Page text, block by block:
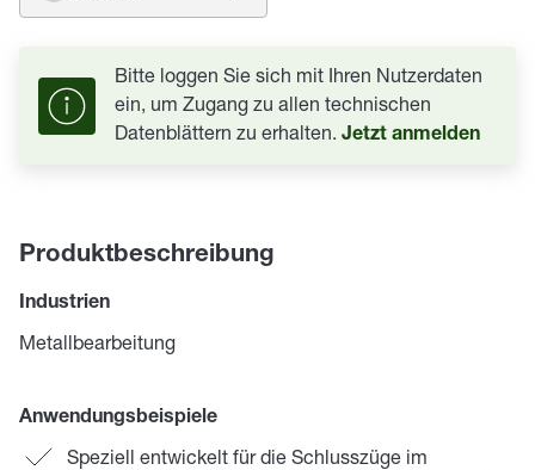
Bitte loggen Sie sich mit Ihren Nutzerdaten
ein, um Zugang zu allen technischen
Datenblättern zu erhalten. Jetzt anmelden
Produktbeschreibung
Industrien
Metallbearbeitung
Anwendungsbeispiele
Speziell entwickelt für die Schlusszüge im